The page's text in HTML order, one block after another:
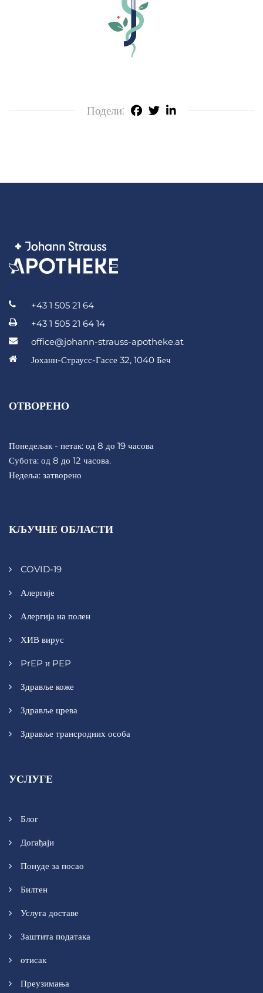
Подели:
+43 1 505 21 64
+43 1 505 21 64 14
office@johann-strauss-apotheke.at
Јоханн-Страусс-Гассе 32, 1040 Беч
ОТВОРЕНО
Понедељак - петак: од 8 до 19 часова
Субота: од 8 до 12 часова.
Недеља: затворено
КЉУЧНЕ ОБЛАСТИ
COVID-19
Алергије
Алергија на полен
ХИВ вирус
PrEP и PEP
Здравље коже
Здравље црева
Здравље трансродних особа
УСЛУГЕ
Блог
Догађаји
Понуде за посао
Билтен
Услуга доставе
Заштита података
отисак
Преузимања